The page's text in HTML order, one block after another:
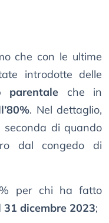
che con le ultime
introdotte delle
parentale che in
. Nel dettaglio,
seconda di quando
dal congedo di
per chi ha fatto
31 dicembre 2023;